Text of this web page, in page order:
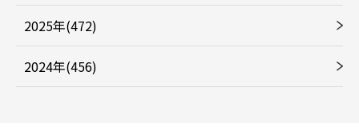
2025年(472)
2024年(456)